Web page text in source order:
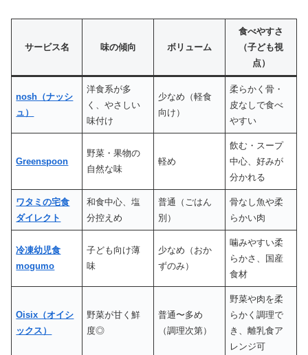
サービス名 味の傾向 ボリューム
食べやすさ
（子ども視
点）
nosh（ナッシ
ュ）
洋食系が多
く、やさしい
味付け
少なめ（軽食
向け）
柔らかく骨・
皮なしで食べ
やすい
Greenspoon
野菜・果物の
自然な味
軽め
飲む・スープ
中心、好みが
分かれる
ワタミの宅食
ダイレクト
和食中心、塩
分控えめ
普通（ごはん
別）
骨なし魚や柔
らかい肉
冷凍幼児食
mogumo
子ども向け薄
味
少なめ（おか
ずのみ）
噛みやすい柔
らかさ、国産
食材
Oisix（オイシ
ックス）
野菜が甘く鮮
度◎
普通〜多め
（調理次第）
野菜や肉を柔
らかく調理で
き、離乳食ア
レンジ可